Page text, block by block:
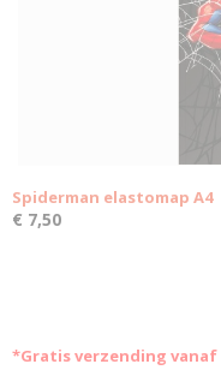
Spiderman elastomap A4
€ 7,50
*Gratisverzending vanaf